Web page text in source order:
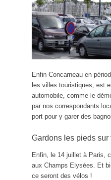
Enfin Concarneau en
les villes touristiques, est
automobile, comme le
par nos correspondants
port pour y garer des
Gardons les pieds sur
Enfin, le 14 juillet à Paris,
aux Champs Elysées. Et
ce seront des vélos !